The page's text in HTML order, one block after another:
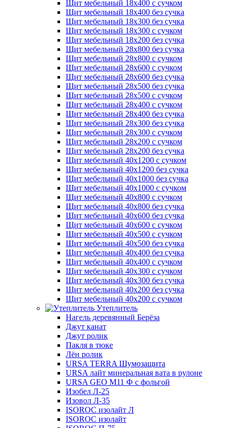
Щит мебельный 18х400 с сучком
Щит мебельный 18х400 без сучка
Щит мебельный 18х300 без сучка
Щит мебельный 18х300 с сучком
Щит мебельный 18х200 без сучка
Щит мебельный 28х800 без сучка
Щит мебельный 28х800 с сучком
Щит мебельный 28х600 с сучком
Щит мебельный 28х600 без сучка
Щит мебельный 28х500 без сучка
Щит мебельный 28х500 с сучком
Щит мебельный 28х400 с сучком
Щит мебельный 28х400 без сучка
Щит мебельный 28х300 без сучка
Щит мебельный 28х300 с сучком
Щит мебельный 28х200 с сучком
Щит мебельный 28х200 без сучка
Щит мебельный 40х1200 с сучком
Щит мебельный 40х1200 без сучка
Щит мебельный 40х1000 без сучка
Щит мебельный 40х1000 с сучком
Щит мебельный 40х800 с сучком
Щит мебельный 40х800 без сучка
Щит мебельный 40х600 без сучка
Щит мебельный 40х600 с сучком
Щит мебельный 40х500 с сучком
Щит мебельный 40х500 без сучка
Щит мебельный 40х400 без сучка
Щит мебельный 40х400 с сучком
Щит мебельный 40х300 с сучком
Щит мебельный 40х300 без сучка
Щит мебельный 40х200 без сучка
Щит мебельный 40х200 с сучком
Утеплитель
Нагель деревянный Берёза
Джут канат
Джут ролик
Пакля в тюке
Лён ролик
URSA TERRA Шумозащита
URSA лайт минеральная вата в рулоне
URSA GEO M11 Ф с фольгой
Изобел Л-25
Изовол Л-35
ISOROC изолайт Л
ISOROC изолайт